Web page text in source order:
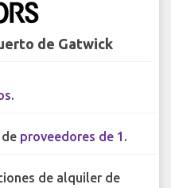
de Gatwick
.
proveedores de 1 .
de alquiler de